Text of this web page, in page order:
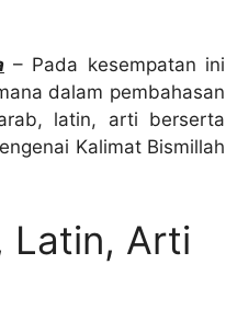
– Pada kesempatan ini
dalam pembahasan
latin, arti berserta
Kalimat Bismillah
Latin, Arti